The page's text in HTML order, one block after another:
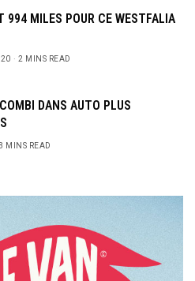
994 MILES POUR CE WESTFALIA
2 MINS READ
DANS AUTO PLUS
MINS READ